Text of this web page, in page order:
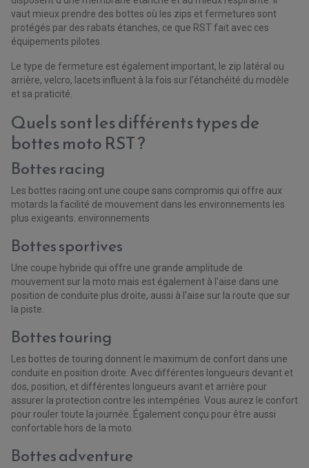
PIÈCE MOTEUR
BOUCHON D'HUILE
COURROIE DE DISTRIBUTION
COUVERCLE + PLATEAU PRESSION
DÉMARREUR MOTO
JOINT COUVRE CULASSE
KIT RÉPARATION DEMARREUR
AMORTISSEURS QUAD / SSV
BIELLETTES DE DIRECTION
CÂBLE ACCÉLÉRATEUR / EMBRAYAGE / STARTER
COLONNE DE DIRECTION QUAD
ROTULE DE DIRECTION
ROTULE DE TRIANGLE
SÉLECTEUR DE VITESSE
PIÈCES MOTEUR QUAD
ARBRE A CAMES QAUD
COURROIE DE TRANSMISSION
EMBRAYAGE QUAD
EQUIPEMENT ADMISSION / CARBURATEUR
KIT RÉPARATION POMPE A EAU
ÉCHAPPEMENT CROSS ENDURO
ACCESSOIRES ÉCHAPPEMENT
ÉCHAPPEMENT & SILENCIEUX AKRAPOVIC
ÉCHAPPEMENT & SILENCIEUX FMF
ÉCHAPPEMENT & SILENCIEUX PRO CIRCUIT
PARTIE CYCLE
LEVIER DE FREIN
PÉDALE DE FREIN
SÉLECTEUR DE VITESSE
vaut mieux prendre des bottes où les zips et fermetures sont
protégés par des rabats étanches, ce que RST fait avec ces
équipements pilotes.
Le type de fermeture est également important, le zip latéral ou
arrière, velcro, lacets influent à la fois sur l’étanchéité du modèle
et sa praticité.
Quels sont les différents types de
bottes moto RST ?
Bottes racing
Les bottes racing ont une coupe sans compromis qui offre aux
motards la facilité de mouvement dans les environnements les
plus exigeants. environnements
Bottes sportives
Une coupe hybride qui offre une grande amplitude de
mouvement sur la moto mais est également à l'aise dans une
position de conduite plus droite, aussi à l'aise sur la route que sur
la piste.
Bottes touring
Les bottes de touring donnent le maximum de confort dans une
conduite en position droite. Avec différentes longueurs devant et
dos, position, et différentes longueurs avant et arrière pour
assurer la protection contre les intempéries. Vous aurez le confort
pour rouler toute la journée. Également conçu pour être aussi
confortable hors de la moto.
Bottes adventure